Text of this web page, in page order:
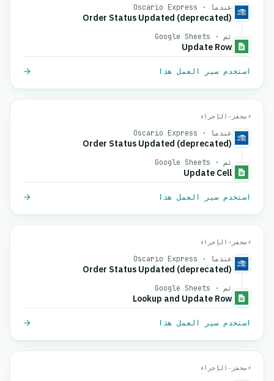
عندما · Oscario Express
Order Status Updated (deprecated)
ثم · Google Sheets
Update Row
استخدم سير العمل هذا
⚡ محفز →الإجراء
عندما · Oscario Express
Order Status Updated (deprecated)
ثم · Google Sheets
Update Cell
استخدم سير العمل هذا
⚡ محفز →الإجراء
عندما · Oscario Express
Order Status Updated (deprecated)
ثم · Google Sheets
Lookup and Update Row
استخدم سير العمل هذا
⚡ محفز →الإجراء